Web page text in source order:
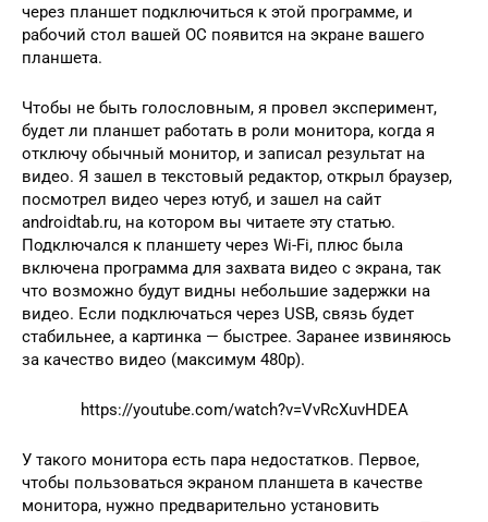
через планшет подключиться к этой программе, и
рабочий стол вашей ОС появится на экране вашего
планшета.
Чтобы не быть голословным, я провел эксперимент,
будет ли планшет работать в роли монитора, когда я
отключу обычный монитор, и записал результат на
видео. Я зашел в текстовый редактор, открыл браузер,
посмотрел видео через ютуб, и зашел на сайт
androidtab.ru, на котором вы читаете эту статью.
Подключался к планшету через Wi-Fi, плюс была
включена программа для захвата видео с экрана, так
что возможно будут видны небольшие задержки на
видео. Если подключаться через USB, связь будет
стабильнее, а картинка — быстрее. Заранее извиняюсь
за качество видео (максимум 480p).
https://youtube.com/watch?v=VvRcXuvHDEA
У такого монитора есть пара недостатков. Первое,
чтобы пользоваться экраном планшета в качестве
монитора, нужно предварительно установить